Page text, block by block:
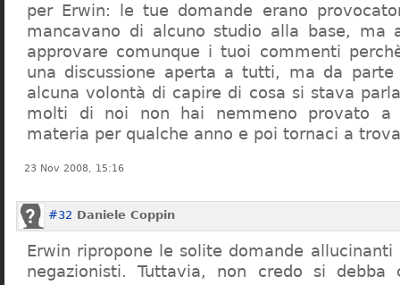
per Erwin: le tue domande erano
mancavano di alcuno studio alla base, ma
approvare comunque i tuoi commenti
una discussione aperta a tutti, ma da parte
alcuna volontà di capire di cosa si stava
molti di noi non hai nemmeno provato a
materia per qualche anno e poi tornaci a
23 Nov 2008, 15:16
#32 Daniele Coppin
Erwin ripropone le solite domande
negazionisti. Tuttavia, non credo si debba